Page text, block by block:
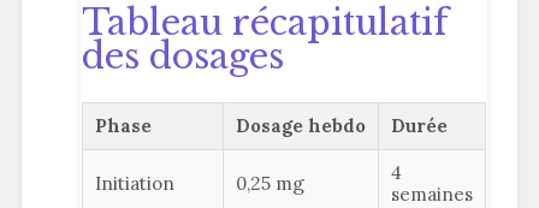
Tableau récapitulatif
des dosages
Phase Dosage hebdo Durée
Initiation 0,25 mg
4
semaines